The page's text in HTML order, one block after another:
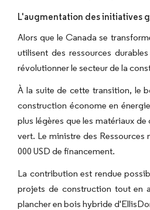
L'augmentation des initiatives
Alors que le Canada se
utilisent des ressources
révolutionner le secteur de la
À la suite de cette transition, le
construction économe en
plus légères que les matériaux
vert. Le ministre des Ressources
000 USD de financement.
La contribution est rendue
projets de construction tout en
plancher en bois hybride